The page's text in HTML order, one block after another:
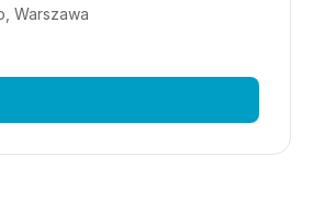
Warszawa